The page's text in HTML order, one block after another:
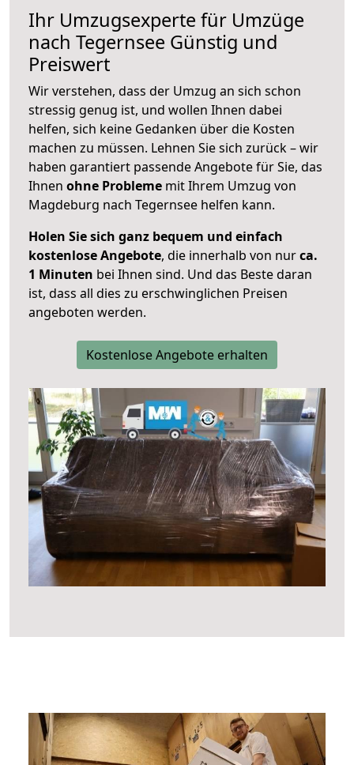
Ihr Umzugsexperte für Umzüge
nach Tegernsee Günstig und
Preiswert
Wir verstehen, dass der Umzug an sich schon
stressig genug ist, und wollen Ihnen dabei
helfen, sich keine Gedanken über die Kosten
machen zu müssen. Lehnen Sie sich zurück – wir
haben garantiert passende Angebote für Sie, das
Ihnen ohne Probleme mit Ihrem Umzug von
Magdeburg nach Tegernsee helfen kann.
Holen Sie sich ganz bequem und einfach
kostenlose Angebote, die innerhalb von nurca.
1 Minuten bei Ihnen sind. Und das Beste daran
ist, dass all dies zu erschwinglichen Preisen
angeboten werden.
Kostenlose Angebote erhalten